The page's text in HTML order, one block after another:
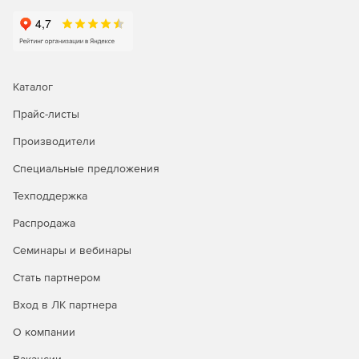
Аудит управления действиями пользователей в сети.
пользователей; определять ответственность за
учетных записях в домене; просматривать отчеты о
и экспортировать данные в желаемый формат.
Мгновенные оповещения об изменениях в Active
Directory по электронной почте. Идентификация
мгновенного оповещения административной службы
актуальности и важности позволяют избежать
нежелательных событий.
Аудит всех элементов среды Microsoft Server.
среде Microsoft Server обеспечивает безопасность и
защищенность корпоративной среды в целом.
Каталог
Прайс-листы
Производители
Специальные предложения
Техподдержка
Распродажа
Семинары и вебинары
Стать партнером
Вход в ЛК партнера
О компании